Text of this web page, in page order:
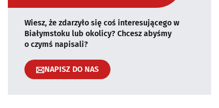
Wiesz, że zdarzyło się coś interesującego w
Białymstoku lub okolicy? Chcesz abyśmy
o czymś napisali?
NAPISZ DO NAS